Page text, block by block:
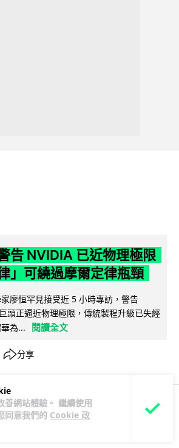
網站體驗。 繼續使用
同意我們的 Cookie 政
告 NVIDIA 已近物理極限
」可繞過摩爾定律瓶頸
廖恒罕見接受近 5 小時專訪，警告
頭正逼近物理極限，傳統製程升級已失經
為...
閱讀全文
分享
城中熱話